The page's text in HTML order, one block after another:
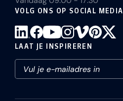
VOLG ONS OP SOCIAL MEDIA
LAAT JE INSPIREREN